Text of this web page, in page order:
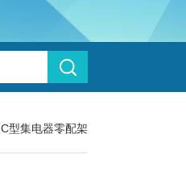
C型集电器零配架